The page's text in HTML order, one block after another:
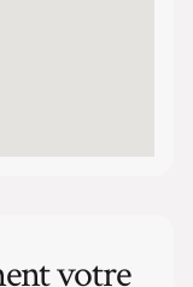
votre